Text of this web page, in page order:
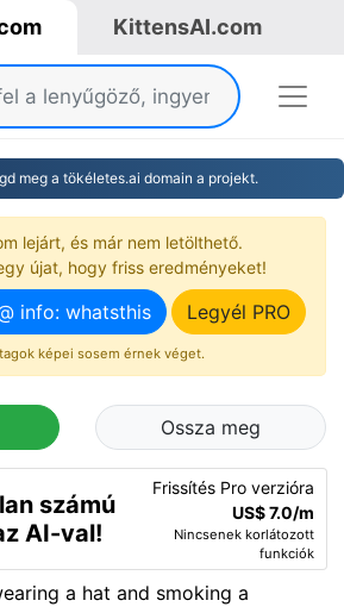
KittensAI.com
meg a tökéletes.ai domain a projekt.
lejárt, és már nem letölthető.
újat, hogy friss eredményeket!
info: whatsthis Legyél PRO
képei sosem érnek véget.
Ossza meg
számú
AI-val!
Frissítés Pro verzióra
US$ 7.0/m
Nincsenek korlátozott
funkciók